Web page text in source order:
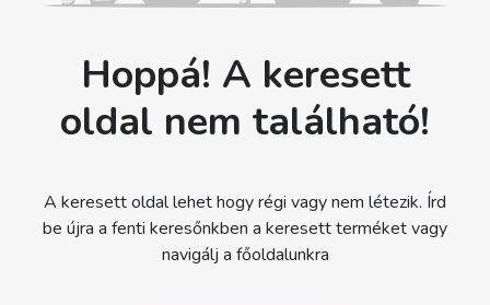
Hoppá! A keresett
oldal nem található!
A keresett oldal lehet hogy régi vagy nem létezik. Írd
be újra a fenti keresőnkben a keresett terméket vagy
navigálj a főoldalunkra